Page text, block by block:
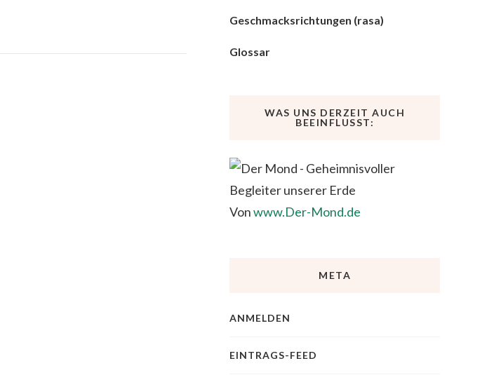
Geschmacksrichtungen (rasa)
Glossar
WAS UNS DERZEIT AUCH
BEEINFLUSST:
Vonwww.Der-Mond.de
META
ANMELDEN
EINTRAGS-FEED